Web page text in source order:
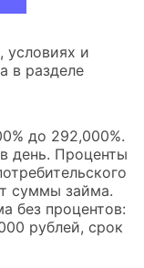
условиях и
в разделе
до 292,000%.
день. Проценты
суммы займа.
без процентов:
рублей, срок